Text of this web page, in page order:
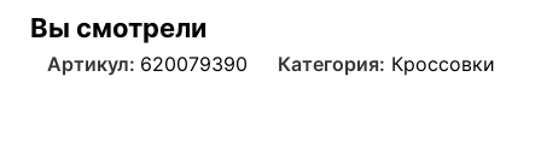
Вы смотрели
Артикул: 620079390 Категория: Кроссовки